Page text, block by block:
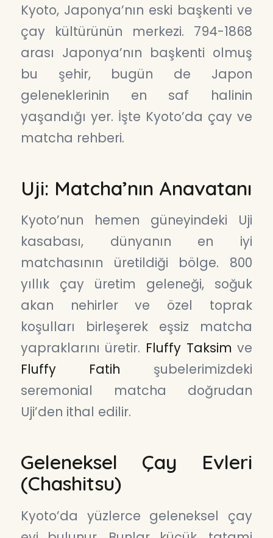
Kyoto, Japonya’nın eski başkenti ve
çay kültürünün merkezi. 794-1868
arası Japonya’nın başkenti olmuş
bu şehir, bugün de Japon
geleneklerinin en saf halinin
yaşandığı yer. İşte Kyoto’da çay ve
matcha rehberi.
Uji: Matcha’nın Anavatanı
Kyoto’nun hemen güneyindeki Uji
kasabası, dünyanın en iyi
matchasının üretildiği bölge. 800
yıllık çay üretim geleneği, soğuk
akan nehirler ve özel toprak
koşulları birleşerek eşsiz matcha
yapraklarını üretir. Fluffy Taksim ve
Fluffy Fatih şubelerimizdeki
seremonial matcha doğrudan
Uji’den ithal edilir.
Geleneksel Çay Evleri
(Chashitsu)
Kyoto’da yüzlerce geleneksel çay